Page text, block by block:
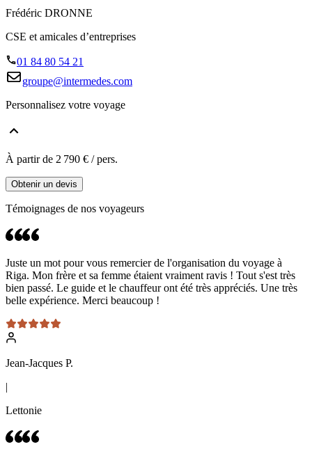
Frédéric DRONNE
CSE et amicales d’entreprises
01 84 80 54 21
groupe@intermedes.com
Personnalisez votre voyage
À partir de 2 790 € / pers.
Obtenir un devis
Témoignages de nos voyageurs
Juste un mot pour vous remercier de l'organisation du voyage à
Riga. Mon frère et sa femme étaient vraiment ravis ! Tout s'est très
bien passé. Le guide et le chauffeur ont été très appréciés. Une très
belle expérience. Merci beaucoup !
Jean-Jacques P.
|
Lettonie